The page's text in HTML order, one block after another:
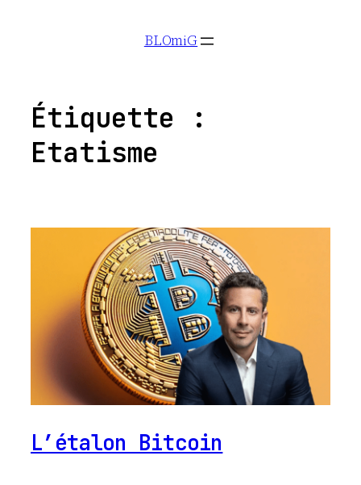
BLOmiG
Étiquette :
Etatisme
L’étalon Bitcoin